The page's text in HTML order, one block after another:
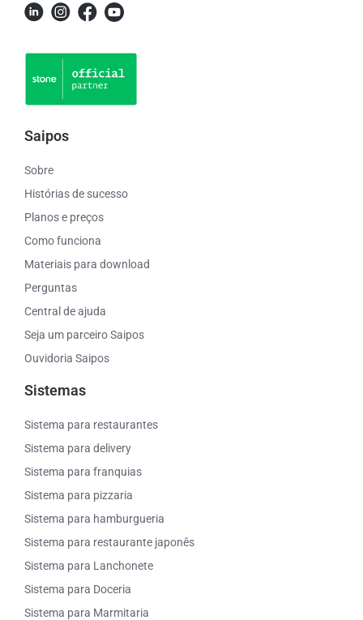
Saipos
Sobre
Histórias de sucesso
Planos e preços
Como funciona
Materiais para download
Perguntas
Central de ajuda
Seja um parceiro Saipos
Ouvidoria Saipos
Sistemas
Sistema para restaurantes
Sistema para delivery
Sistema para franquias
Sistema para pizzaria
Sistema para hamburgueria
Sistema para restaurante japonês
Sistema para Lanchonete
Sistema para Doceria
Sistema para Marmitaria